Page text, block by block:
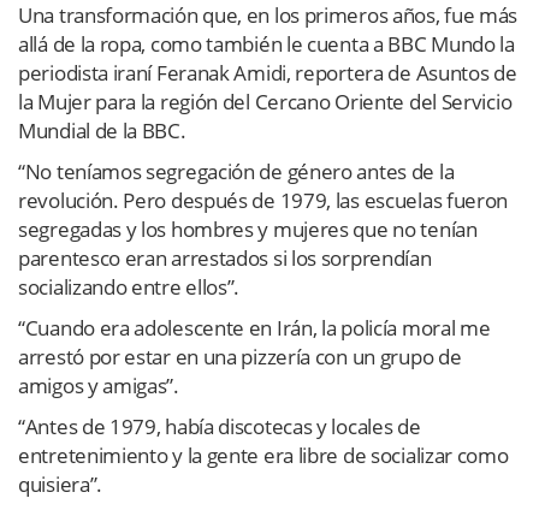
Una transformación que, en los primeros años, fue más
allá de la ropa, como también le cuenta a BBC Mundo la
periodista iraní Feranak Amidi, reportera de Asuntos de
la Mujer para la región del Cercano Oriente del Servicio
Mundial de la BBC.
“No teníamos segregación de género antes de la
revolución. Pero después de 1979, las escuelas fueron
segregadas y los hombres y mujeres que no tenían
parentesco eran arrestados si los sorprendían
socializando entre ellos”.
“Cuando era adolescente en Irán, la policía moral me
arrestó por estar en una pizzería con un grupo de
amigos y amigas”.
“Antes de 1979, había discotecas y locales de
entretenimiento y la gente era libre de socializar como
quisiera”.